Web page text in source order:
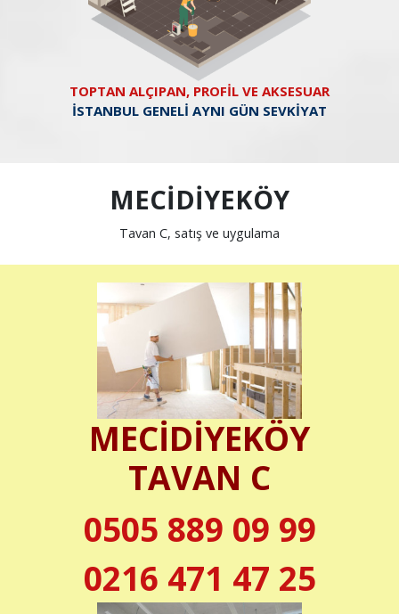
TOPTAN ALÇIPAN, PROFİL VE AKSESUAR
İSTANBUL GENELİ AYNI GÜN SEVKİYAT
MECİDİYEKÖY
Tavan C, satış ve uygulama
MECİDİYEKÖY
TAVAN C
0505 889 09 99
0216 471 47 25